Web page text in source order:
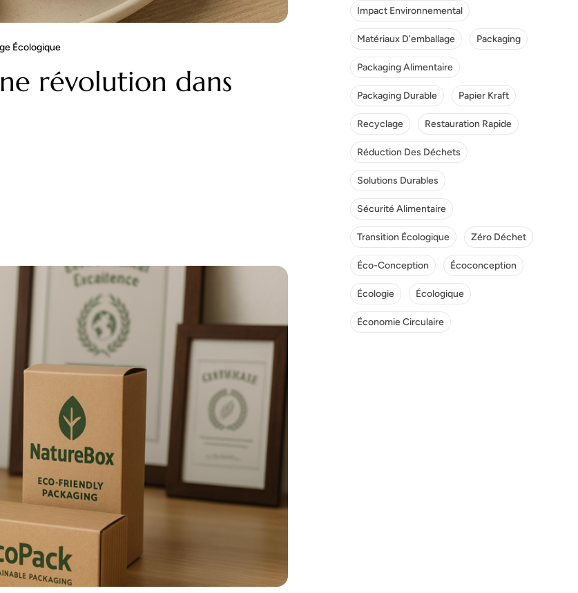
Écologique
révolution dans
Impact Environnemental
Matériaux D'emballage Packaging
Packaging Alimentaire
Packaging Durable Papier Kraft
Recyclage Restauration Rapide
Réduction Des Déchets
Solutions Durables
Sécurité Alimentaire
Transition Écologique Zéro Déchet
Éco-Conception Écoconception
Écologie Écologique
Économie Circulaire